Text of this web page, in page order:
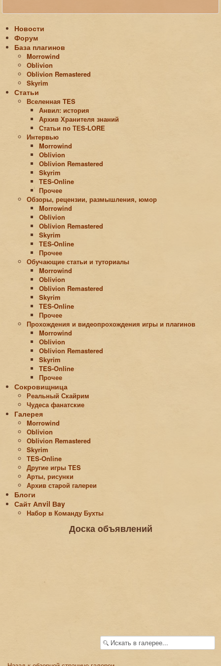
Новости
Форум
База плагинов
Morrowind
Oblivion
Oblivion Remastered
Skyrim
Статьи
Вселенная TES
Анвил: история
Архив Хранителя знаний
Статьи по ТЕS-LORE
Интервью
Morrowind
Oblivion
Oblivion Remastered
Skyrim
TES-Online
Прочее
Обзоры, рецензии, размышления, юмор
Morrowind
Oblivion
Oblivion Remastered
Skyrim
TES-Online
Прочее
Обучающие статьи и туториалы
Morrowind
Oblivion
Oblivion Remastered
Skyrim
TES-Online
Прочее
Прохождения и видеопрохождения игры и плагинов
Morrowind
Oblivion
Oblivion Remastered
Skyrim
TES-Online
Прочее
Сокровищница
Реальный Скайрим
Чудеса фанатские
Галерея
Morrowind
Oblivion
Oblivion Remastered
Skyrim
TES-Online
Другие игры TES
Арты, рисунки
Архив старой галереи
Блоги
Сайт Аnvil Вay
Набор в Команду Бухты
Доска объявлений